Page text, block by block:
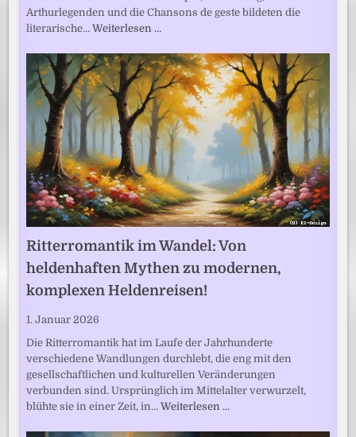
Arthurlegenden und die Chansons de geste bildeten die
literarische…Weiterlesen …
Ritterromantik im Wandel: Von
heldenhaften Mythen zu modernen,
komplexen Heldenreisen!
1. Januar 2026
Die Ritterromantik hat im Laufe der Jahrhunderte
verschiedene Wandlungen durchlebt, die eng mit den
gesellschaftlichen und kulturellen Veränderungen
verbunden sind. Ursprünglich im Mittelalter verwurzelt,
blühte sie in einer Zeit, in…Weiterlesen …